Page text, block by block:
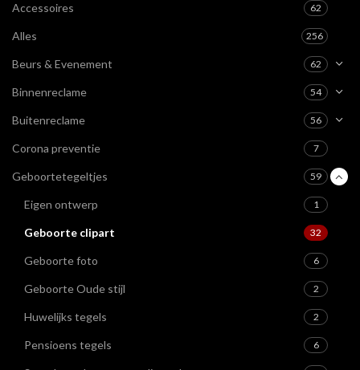
Accessoires 62
Alles 256
Beurs & Evenement 62
Binnenreclame 54
Buitenreclame 56
Corona preventie 7
Geboortetegeltjes 59
Eigen ontwerp 1
Geboorte clipart 32
Geboorte foto 6
Geboorte Oude stijl 2
Huwelijks tegels 2
Pensioens tegels 6